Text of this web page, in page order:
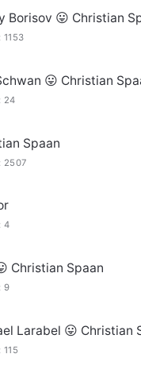
Borisov 😛 Christian
1153
😛 Christian
24
Spaan
2507
4
Christian Spaan
9
Larabel 😛 Christian
115